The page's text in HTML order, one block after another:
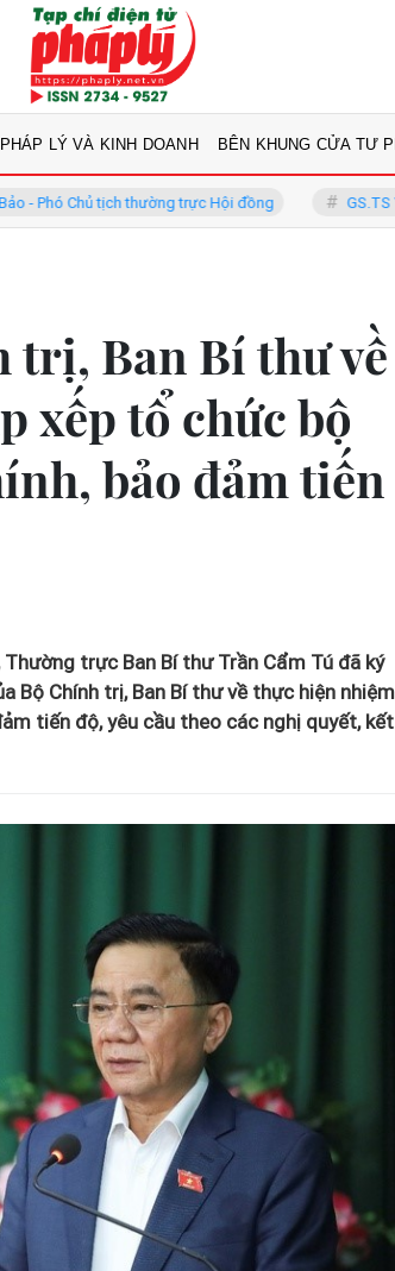
PHÁP LÝ VÀ KINH DOANH BÊN KHUNG CỬA TƯ
tịch thường trực Hội đồng GS.TS Võ Khánh
trị, Ban Bí thư về
xếp tổ chức bộ
bảo đảm tiến
trực Ban Bí thư Trần Cẩm Tú đã ký
Bộ Chính trị, Ban Bí thư về thực hiện nhiệm
tiến độ, yêu cầu theo các nghị quyết, kết